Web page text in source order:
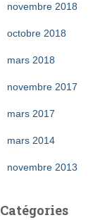
novembre 2018
octobre 2018
mars 2018
novembre 2017
mars 2017
mars 2014
novembre 2013
Catégories